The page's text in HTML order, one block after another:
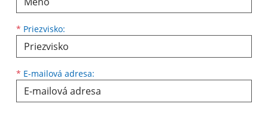
* Priezvisko:
* E-mailová adresa: